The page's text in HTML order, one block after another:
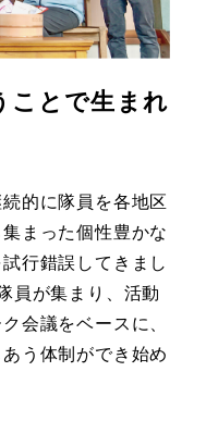
ことで生まれ
的に隊員を各地区
まった個性豊かな
行錯誤してきまし
員が集まり、活動
会議をベースに、
う体制ができ始め